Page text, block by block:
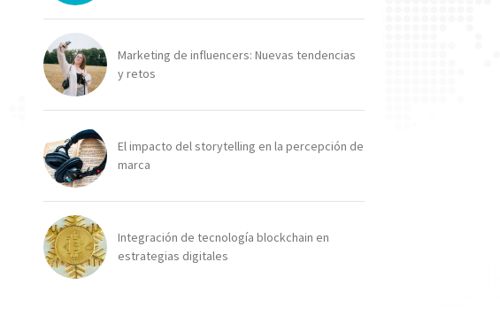
Marketing de influencers: Nuevas tendencias
y retos
El impacto del storytelling en la percepción de
marca
Integración de tecnología blockchain en
estrategias digitales